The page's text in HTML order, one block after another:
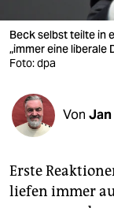
verlag
verlag
shop
fragen & hilfe
unterstützen
Beck selbst teilte in
„immer eine liberale
Foto: dpa
Von Jan
Erste
liefen immer